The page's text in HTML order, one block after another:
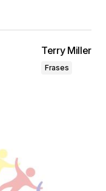
Terry Miller
Frases